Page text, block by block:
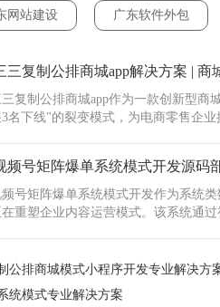
网站建设 广东软件外包
复制公排商城app作为一款创新型商
3名下线"的裂变模式，为电商零售企
三复制公排商城平台已帮助多个企···
频号矩阵爆单系统模式开发源码
号矩阵爆单系统模式开发作为系统
重塑企业内容运营模式。该系统通
频号矩阵爆单软件，可快速构建覆盖
公排商城模式小程序开发专业解决方
统模式专业解决方案